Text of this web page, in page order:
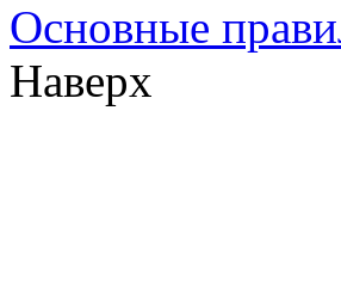
Основные
Наверх